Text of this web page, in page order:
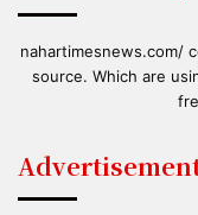
nahartimesnews.com/
source. Which are